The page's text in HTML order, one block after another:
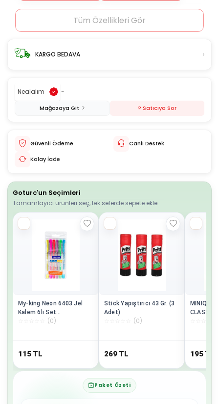
Tüm Özellikleri Gör
KARGO BEDAVA ›
Nealalım -
Mağazaya Git ? Satıcıya Sor
Güvenli Ödeme
Canlı Destek
Kolay İade
Goturc'un Seçimleri
Tamamlayıcı ürünleri seç, tek seferde sepete ekle.
My-king Neon 6403 Jel
Kalem 6lı Set
Pe02227jkoon6
(0)
115 TL
Stick Yapıştırıcı 43 Gr. (3
Adet)
(0)
269 TL
MINIQ
CLASSIC
195 TL
Paket Özeti